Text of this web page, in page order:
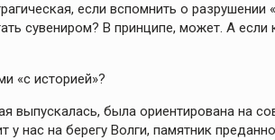
если вспомнить о
сувениром? В принципе, может. А если
«с историей»?
выпускалась, была ориентирована на
нас на берегу Волги, памятник